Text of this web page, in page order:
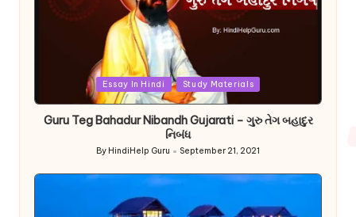
Essay In Hindi Study Materials
Guru Teg Bahadur Nibandh Gujarati – ગુરુ તેગ બહાદુર
નિબંધ
Posted
by
By HindiHelp Guru September 21, 2021